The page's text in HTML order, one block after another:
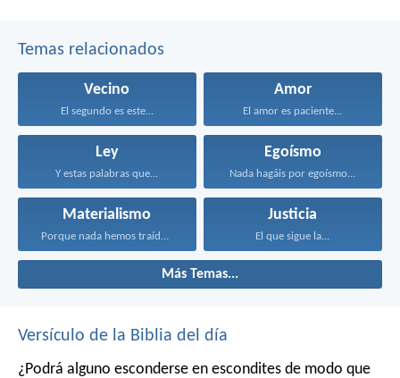
Temas relacionados
Vecino
El segundo es este...
Amor
El amor es paciente...
Ley
Y estas palabras que...
Egoísmo
Nada hagáis por egoísmo...
Materialismo
Porque nada hemos traído...
Justicia
El que sigue la...
Más Temas...
Versículo de la Biblia del día
¿Podrá alguno esconderse en escondites de modo que